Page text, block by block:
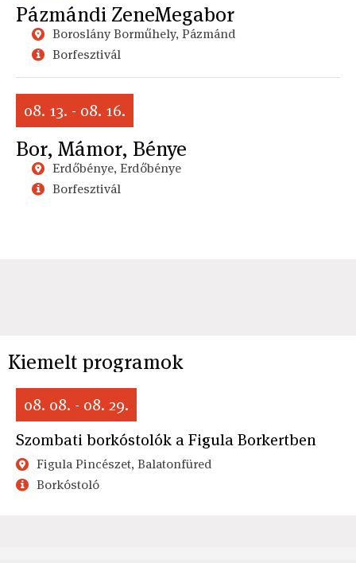
Pázmándi ZeneMegabor
Boroslány Borműhely, Pázmánd
Borfesztivál
08. 13. - 08. 16.
Bor, Mámor, Bénye
Erdőbénye, Erdőbénye
Borfesztivál
Kiemelt programok
08. 08. - 08. 29.
Szombati borkóstolók a Figula Borkertben
Figula Pincészet, Balatonfüred
Borkóstoló